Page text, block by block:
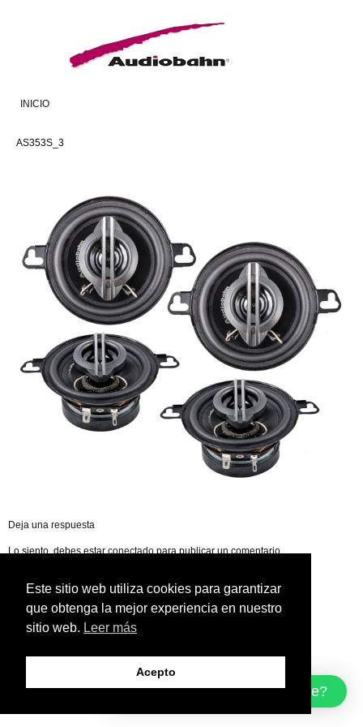
INICIO
AS353S_3
Deja una respuesta
Lo siento, debes estarconectadopara publicar un comentario.
¿Cómo podemos ayudarte?
Este sitio web utiliza cookies para garantizar
que obtenga la mejor experiencia en nuestro
sitio web. Leer más
Acepto